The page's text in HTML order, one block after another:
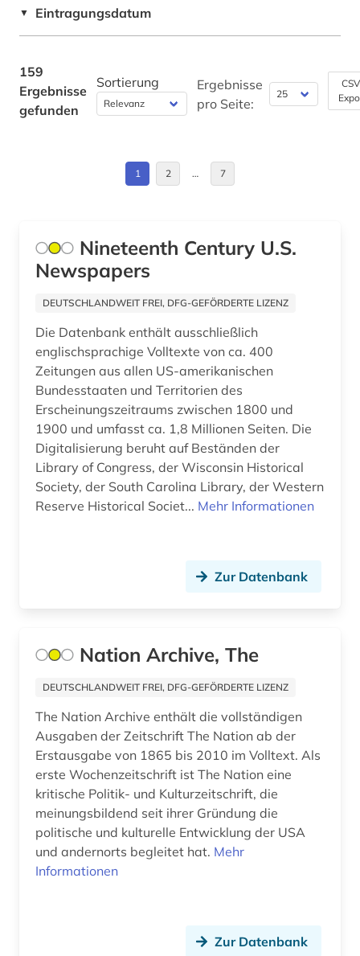
englisches sprachgebiet (3)
enzyklopädie (5)
erster weltkrieg (1)
ethnische identität (1)
europa (2)
faktendatenbank (1)
familienname (1)
fasern (1)
feminismus (1)
fernsehserien (1)
fid benelux (1)
fid darstellende kunst (2)
fid jüdische studien (1)
fid lateinamerika (2)
fid ost-, ostmittel- und südosteuropa (1)
fid religionswissenschaft (1)
film (2)
Griechenland (1)
Großbritannien (14)
Kanada (9)
Korea (2)
Liechtenstein (1)
Malta (1)
Mittelamerika (5)
Niederlande (2)
Nordamerika (5)
Norwegen (1)
Ostmitteleuropa (2)
Palaestina (1)
Portugal (1)
Russland, Sowjetunion (1)
Schweden (1)
Schweiz (3)
▼ Eintragungsdatum
159
Ergebnisse
gefunden
Sortierung
Ergebnisse
pro Seite:
1 2 … 7
Nineteenth Century U.S.
Newspapers
DEUTSCHLANDWEIT FREI, DFG-GEFÖRDERTE LIZENZ
Die Datenbank enthält ausschließlich
englischsprachige Volltexte von ca. 400
Zeitungen aus allen US-amerikanischen
Bundesstaaten und Territorien des
Erscheinungszeitraums zwischen 1800 und
1900 und umfasst ca. 1,8 Millionen Seiten. Die
Digitalisierung beruht auf Beständen der
Library of Congress, der Wisconsin Historical
Society, der South Carolina Library, der Western
Reserve Historical Societ... Mehr Informationen
Zur Datenbank
Nation Archive, The
DEUTSCHLANDWEIT FREI, DFG-GEFÖRDERTE LIZENZ
The Nation Archive enthält die vollständigen
Ausgaben der Zeitschrift The Nation ab der
Erstausgabe von 1865 bis 2010 im Volltext. Als
erste Wochenzeitschrift ist The Nation eine
kritische Politik- und Kulturzeitschrift, die
meinungsbildend seit ihrer Gründung die
politische und kulturelle Entwicklung der USA
und andernorts begleitet hat. Mehr
Informationen
Zur Datenbank